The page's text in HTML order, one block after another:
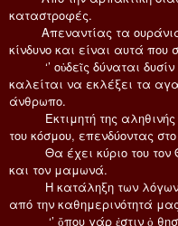
καταστροφές.
Απεναντίας τα ουράνια
κίνδυνο και είναι αυτά
‘’ οὐδεῖς δύναται δυσίν
καλείται να εκλέξει τα
άνθρωπο.
Εκτιμητή της αληθινής
του κόσμου, επενδύοντας
Θα έχει κύριο του τον
και τον μαμωνά.
Η κατάληξη των λόγων
από την καθημερινότητά
‘’ ὄπου γάρ ἐστιν ὁ